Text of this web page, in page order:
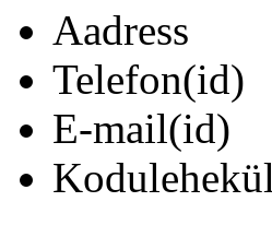
Aadress
Telefon(id)
E-mail(id)